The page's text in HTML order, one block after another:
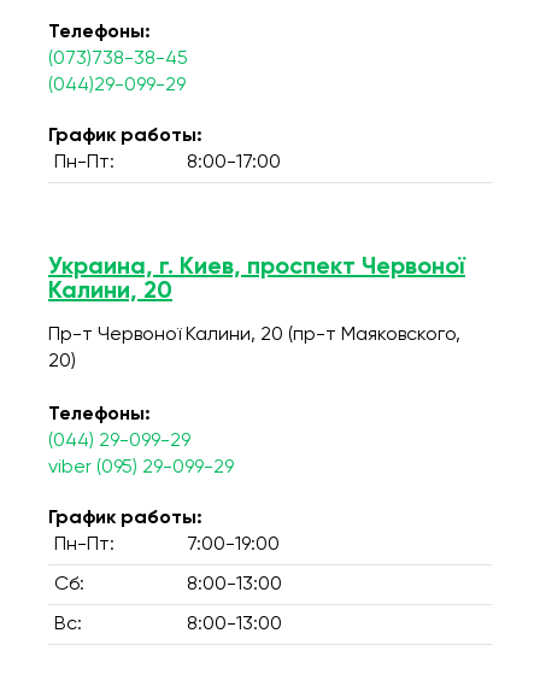
Телефоны:
(073)738-38-45
(044)29-099-29
График работы:
Пн-Пт:
8:00-17:00
Украина, г. Киев, проспект Червоної
Калини, 20
Пр-т Червоної Калини, 20 (пр-т Маяковского,
20)
Телефоны:
(044) 29-099-29
viber (095) 29-099-29
График работы:
Пн-Пт:
7:00-19:00
Сб: 8:00-13:00
Вс: 8:00-13:00